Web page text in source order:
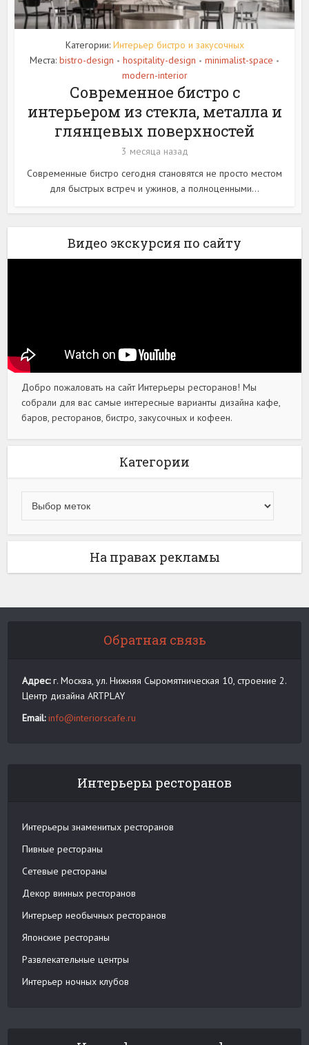
Категории: Интерьер бистро и закусочных
Места: bistro-design • hospitality-design • minimalist-space •
modern-interior
Современное бистро с
интерьером из стекла, металла и
глянцевых поверхностей
3 месяца назад
Современные бистро сегодня становятся не просто местом
для быстрых встреч и ужинов, а полноценными...
Видео экскурсия по сайту
Добро пожаловать на сайт Интерьеры ресторанов! Мы
собрали для вас самые интересные варианты дизайна кафе,
баров, ресторанов, бистро, закусочных и кофеен.
Категории
На правах рекламы
Обратная связь
Адрес:г. Москва, ул. Нижняя Сыромятническая 10, строение 2.
Центр дизайна ARTPLAY
Email: info@interiorscafe.ru
Интерьеры ресторанов
Интерьеры знаменитых ресторанов
Пивные рестораны
Сетевые рестораны
Декор винных ресторанов
Интерьер необычных ресторанов
Японские рестораны
Развлекательные центры
Интерьер ночных клубов